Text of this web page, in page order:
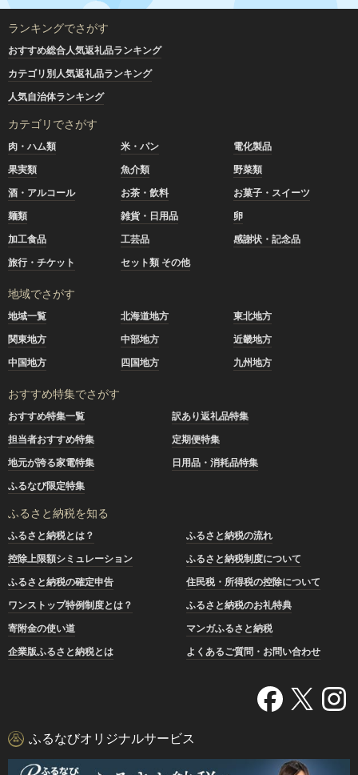
ランキングでさがす
おすすめ総合人気返礼品ランキング
カテゴリ別人気返礼品ランキング
人気自治体ランキング
カテゴリでさがす
肉・ハム類 米・パン
電化製品
果実類
魚介類
野菜類
酒・アルコール
お茶・飲料
お菓子・スイーツ
麺類
雑貨・日用品
卵
加工食品
工芸品
感謝状・記念品
旅行・チケット
セット類 その他
地域でさがす
地域一覧 北海道地方
東北地方
関東地方
中部地方
近畿地方
中国地方
四国地方 九州地方
おすすめ特集でさがす
おすすめ特集一覧
訳あり返礼品特集
担当者おすすめ特集
定期便特集
地元が誇る家電特集
日用品・消耗品特集
ふるなび限定特集
ふるさと納税を知る
ふるさと納税とは？
ふるさと納税の流れ
控除上限額シミュレーション
ふるさと納税制度について
ふるさと納税の確定申告
住民税・所得税の控除について
ワンストップ特例制度とは？
ふるさと納税のお礼特典
寄附金の使い道
マンガふるさと納税
企業版ふるさと納税とは
よくあるご質問・お問い合わせ
ふるなびオリジナルサービス